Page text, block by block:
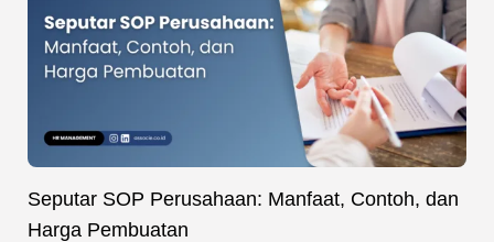
Seputar SOP Perusahaan: Manfaat, Contoh, dan
Harga Pembuatan